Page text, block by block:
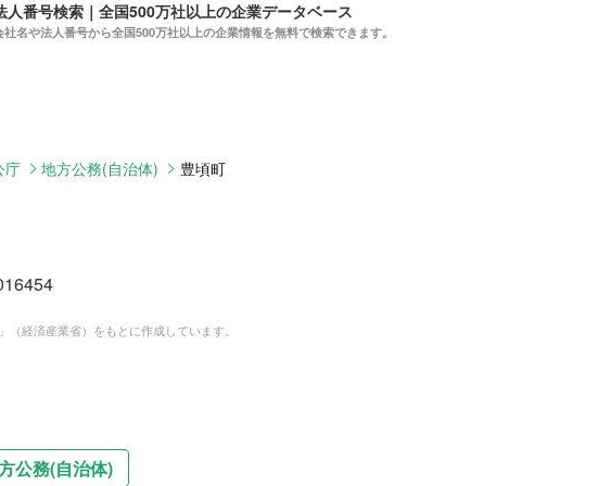
人番号検索｜全国500万社以上の企業データベース
社名や法人番号から全国500万社以上の企業情報を無料で検索できます。
庁 地方公務(自治体) 豊頃町
」（経済産業省）をもとに作成しています。
公務(自治体)